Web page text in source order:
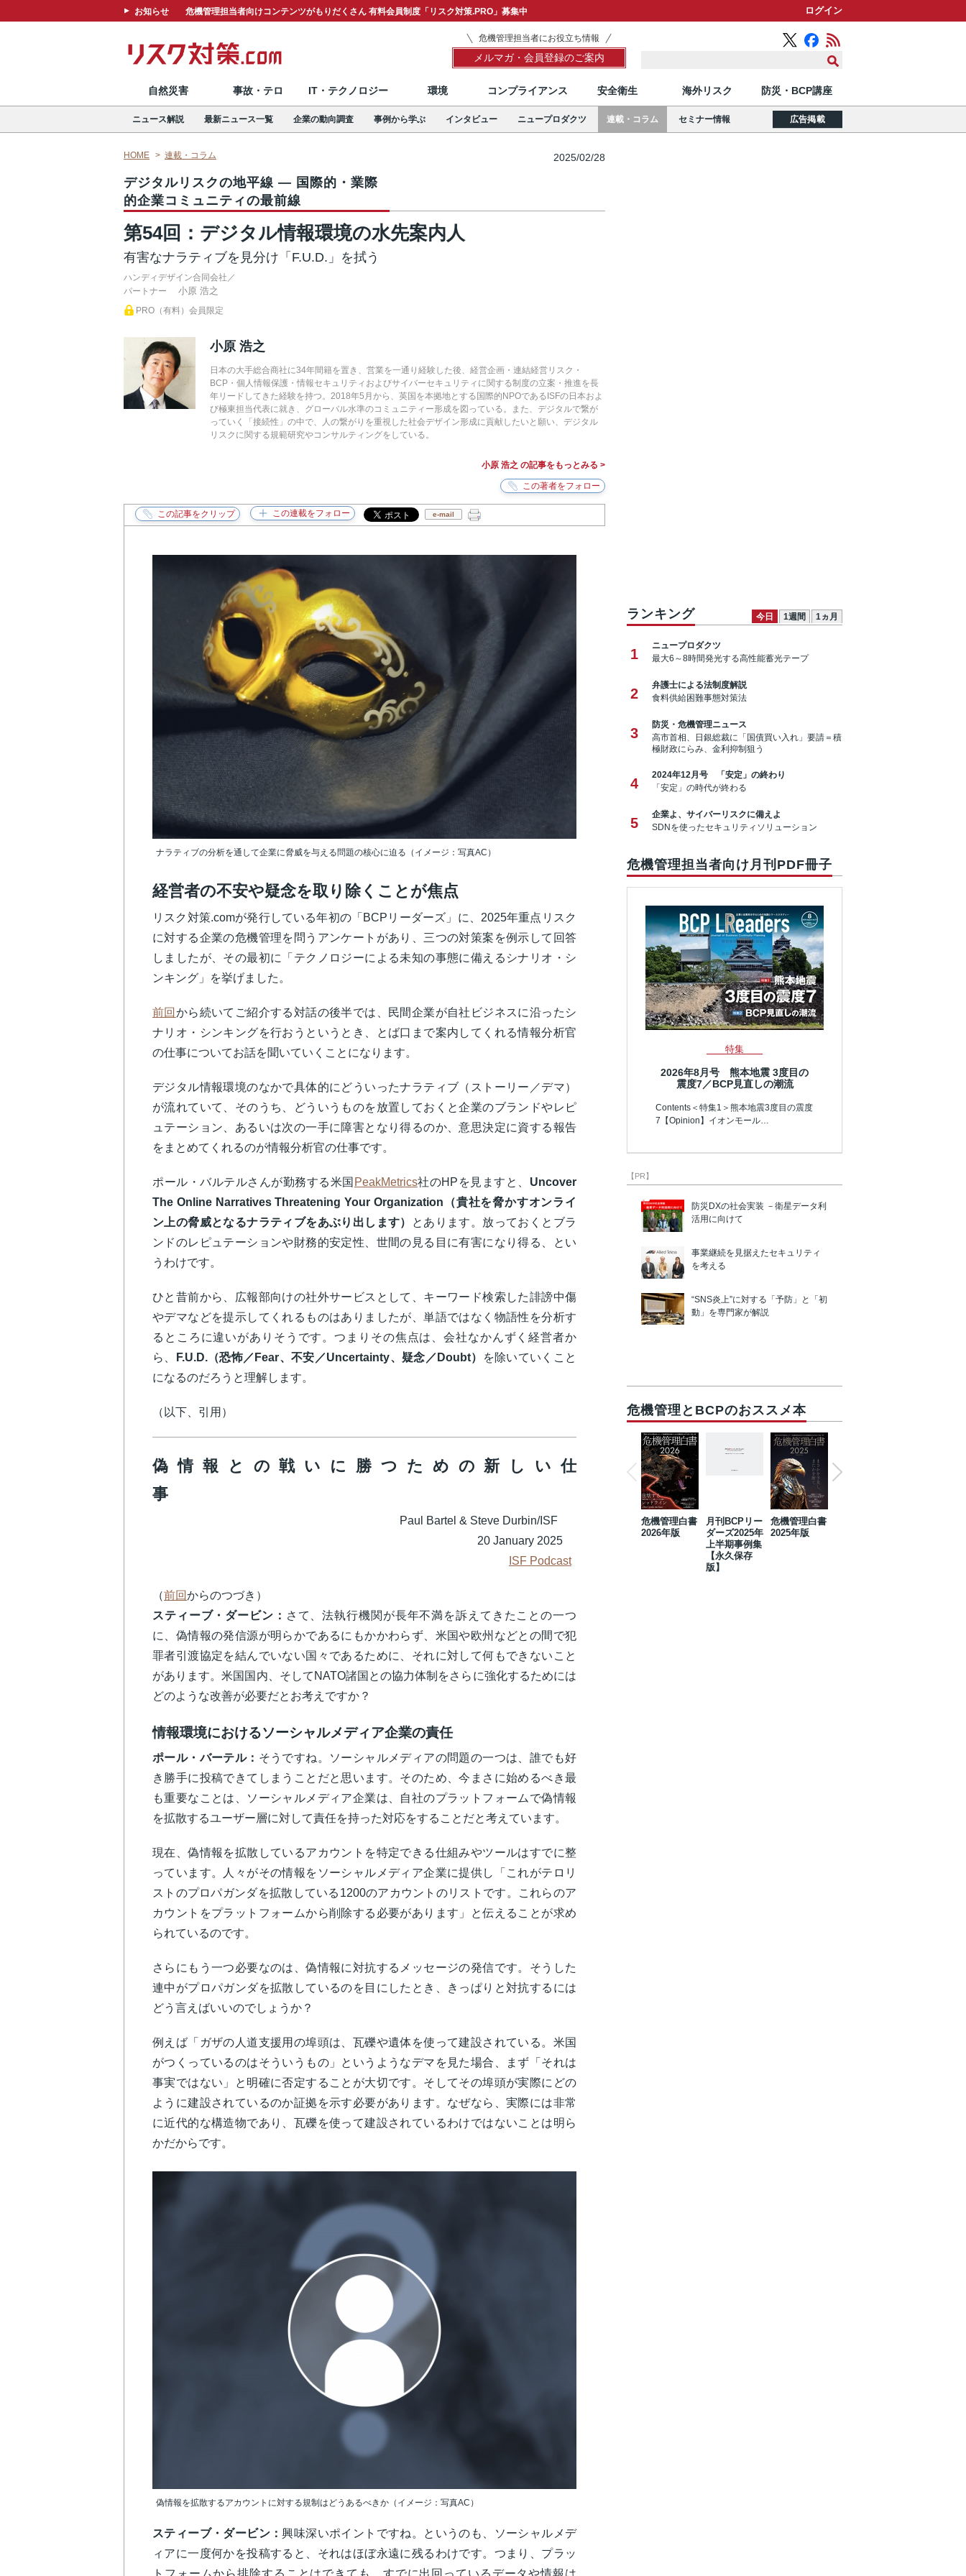
お知らせ 危機管理担当者向けコンテンツがもりだくさん 有料会員制度「リスク対策.PRO」募集中 ログイン
危機管理担当者にお役立ち情報
メルマガ・会員登録のご案内
自然災害 事故・テロ IT・テクノロジー 環境 コンプライアンス 安全衛生 海外リスク 防災・BCP講座
ニュース解説 最新ニュース一覧 企業の動向調査 事例から学ぶ インタビュー ニュープロダクツ 連載・コラム セミナー情報 広告掲載
HOME 連載・コラム 2025/02/28
デジタルリスクの地平線 ― 国際的・業際
的企業コミュニティの最前線
第54回：デジタル情報環境の水先案内人
有害なナラティブを見分け「F.U.D.」を拭う
ハンディデザイン合同会社／
パートナー
小原 浩之
PRO（有料）会員限定
小原 浩之
日本の大手総合商社に34年間籍を置き、営業を一通り経験した後、経営企画・連結経営リスク・
BCP・個人情報保護・情報セキュリティおよびサイバーセキュリティに関する制度の立案・推進を長
年リードしてきた経験を持つ。2018年5月から、英国を本拠地とする国際的NPOであるISFの日本およ
び極東担当代表に就き、グローバル水準のコミュニティー形成を図っている。また、デジタルで繋が
っていく「接続性」の中で、人の繋がりを重視した社会デザイン形成に貢献したいと願い、デジタル
リスクに関する規範研究やコンサルティングをしている。
小原 浩之 の記事をもっとみる >
e-mail
ナラティブの分析を通して企業に脅威を与える問題の核心に迫る（イメージ：写真AC）
経営者の不安や疑念を取り除くことが焦点
リスク対策.comが発行している年初の「BCPリーダーズ」に、2025年重点リスク
に対する企業の危機管理を問うアンケートがあり、三つの対策案を例示して回答
しましたが、その最初に「テクノロジーによる未知の事態に備えるシナリオ・シ
ンキング」を挙げました。
前回 から続いてご紹介する対話の後半では、民間企業が自社ビジネスに沿ったシ
ナリオ・シンキングを行おうというとき、とば口まで案内してくれる情報分析官
の仕事についてお話を聞いていくことになります。
デジタル情報環境のなかで具体的にどういったナラティブ（ストーリー／デマ）
が流れていて、そのうち、どういうものを放置しておくと企業のブランドやレピ
ュテーション、あるいは次の一手に障害となり得るのか、意思決定に資する報告
をまとめてくれるのが情報分析官の仕事です。
ポール・バルテルさんが勤務する米国 PeakMetrics社のHPを見ますと、 Uncover
The Online Narratives Threatening Your Organization（貴社を脅かすオンライ
ン上の脅威となるナラティブをあぶり出します）
とあります。放っておくとブラ
ンドのレピュテーションや財務的安定性、世間の見る目に有害になり得る、とい
うわけです。
ひと昔前から、広報部向けの社外サービスとして、キーワード検索した誹謗中傷
やデマなどを提示してくれるものはありましたが、単語ではなく物語性を分析す
るところに違いがありそうです。つまりその焦点は、会社なかんずく経営者か
ら、
F.U.D.（恐怖／Fear、不安／Uncertainty、疑念／Doubt）
を除いていくこと
になるのだろうと理解します。
（以下、引用）
偽情報との戦いに勝つための新しい仕
事
Paul Bartel & Steve Durbin/ISF
20 January 2025
ISF Podcast
（前回からのつづき）
スティーブ・ダービン： さて、法執行機関が長年不満を訴えてきたことの一つ
に、偽情報の発信源が明らかであるにもかかわらず、米国や欧州などとの間で犯
罪者引渡協定を結んでいない国々であるために、それに対して何もできないこと
があります。米国国内、そしてNATO諸国との協力体制をさらに強化するためには
どのような改善が必要だとお考えですか？
情報環境におけるソーシャルメディア企業の責任
ポール・バーテル： そうですね。ソーシャルメディアの問題の一つは、誰でも好
き勝手に投稿できてしまうことだと思います。そのため、今まさに始めるべき最
も重要なことは、ソーシャルメディア企業は、自社のプラットフォームで偽情報
を拡散するユーザー層に対して責任を持った対応をすることだと考えています。
現在、偽情報を拡散しているアカウントを特定できる仕組みやツールはすでに整
っています。人々がその情報をソーシャルメディア企業に提供し「これがテロリ
ストのプロパガンダを拡散している1200のアカウントのリストです。これらのア
カウントをプラットフォームから削除する必要があります」と伝えることが求め
られているのです。
さらにもう一つ必要なのは、偽情報に対抗するメッセージの発信です。そうした
連中がプロパガンダを拡散しているのを目にしたとき、きっぱりと対抗するには
どう言えばいいのでしょうか？
例えば「ガザの人道支援用の埠頭は、瓦礫や遺体を使って建設されている。米国
がつくっているのはそういうもの」というようなデマを見た場合、まず「それは
事実ではない」と明確に否定することが大切です。そしてその埠頭が実際にどの
ように建設されているのか証拠を示す必要があります。なぜなら、実際には非常
に近代的な構造物であり、瓦礫を使って建設されているわけではないことは明ら
かだからです。
偽情報を拡散するアカウントに対する規制はどうあるべきか（イメージ：写真AC）
スティーブ・ダービン：興味深いポイントですね。というのも、ソーシャルメデ
ィアに一度何かを投稿すると、それはほぼ永遠に残るわけです。つまり、プラッ
トフォームから排除することはできても、すでに出回っているデータや情報は
ランキング 今日 1週間 1ヵ月
1
ニュープロダクツ
最大6～8時間発光する高性能蓄光テープ
2
弁護士による法制度解説
食料供給困難事態対策法
3
防災・危機管理ニュース
高市首相、日銀総裁に「国債買い入れ」要請＝積
極財政にらみ、金利抑制狙う
4
2024年12月号 「安定」の終わり
「安定」の時代が終わる
5
企業よ、サイバーリスクに備えよ
SDNを使ったセキュリティソリューション
危機管理担当者向け月刊PDF冊子
特集
2026年8月号 熊本地震 3度目の
震度7／BCP見直しの潮流
Contents＜特集1＞熊本地震3度目の震度
7【Opinion】イオンモール…
【PR】
防災DXの社会実装 －衛星データ利
活用に向けて
事業継続を見据えたセキュリティ
を考える
“SNS炎上”に対する「予防」と「初
動」を専門家が解説
危機管理とBCPのおススメ本
危機管理白書
2026年版
月刊BCPリー
ダーズ2025年
上半期事例集
【永久保存
版】
危機管理白書
2025年版